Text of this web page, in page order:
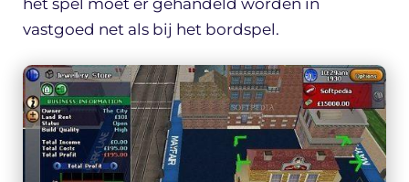
vastgoed net als bij het bordspel.